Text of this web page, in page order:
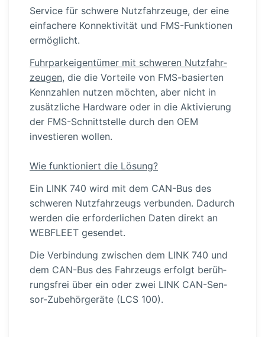
Service für schwere Nutzfahr­zeuge, der eine
einfachere Konnek­ti­vität und FMS-Funk­tionen
ermöglicht.
Fuhrpark­ei­gen­tümer mit schweren Nutzfahr­
zeugen, die die Vorteile von FMS-ba­sierten
Kennzahlen nutzen möchten, aber nicht in
zusätzliche Hardware oder in die Aktivierung
der FMS-Schnitt­stelle durch den OEM
investieren wollen.
Wie funktio­niert die Lösung?
Ein LINK 740 wird mit dem CAN-Bus des
schweren Nutzfahr­zeugs verbunden. Dadurch
werden die erfor­der­lichen Daten direkt an
WEBFLEET gesendet.
Die Verbindung zwischen dem LINK 740 und
dem CAN-Bus des Fahrzeugs erfolgt berüh­
rungsfrei über ein oder zwei LINK CAN-Sen­
sor-Zu­be­hör­geräte (LCS 100).